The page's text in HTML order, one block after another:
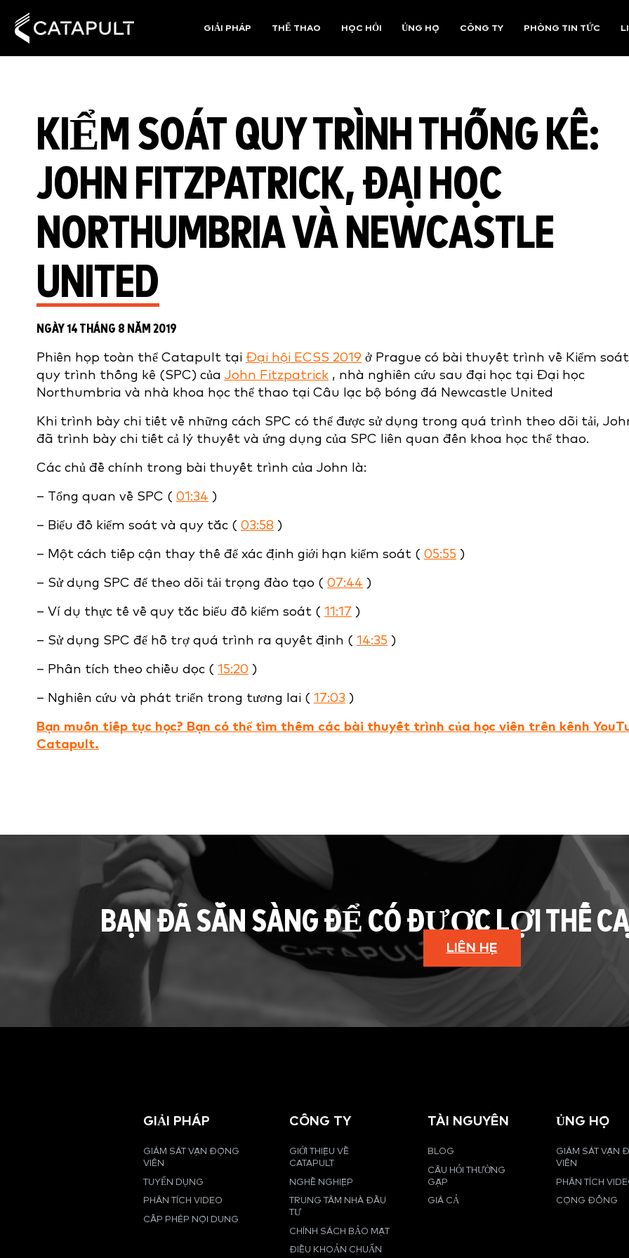
GIẢI PHÁP THỂ THAO HỌC HỎI ỦNG HỘ CÔNG TY PHÒNG TIN TỨC
KIỂM SOÁT QUY TRÌNH THỐNG KÊ:
JOHN FITZPATRICK, ĐẠI HỌC
NORTHUMBRIA VÀ NEWCASTLE
UNITED
NGÀY 14 THÁNG 8 NĂM 2019
Phiên họp toàn thể Catapult tại Đại hội ECSS 2019 ở Prague có bài thuyết trình về Kiểm soát
quy trình thống kê (SPC) của John Fitzpatrick , nhà nghiên cứu sau đại học tại Đại học
Northumbria và nhà khoa học thể thao tại Câu lạc bộ bóng đá Newcastle United
Khi trình bày chi tiết về những cách SPC có thể được sử dụng trong quá trình theo dõi tải,
đã trình bày chi tiết cả lý thuyết và ứng dụng của SPC liên quan đến khoa học thể thao.
Các chủ đề chính trong bài thuyết trình của John là:
– Tổng quan về SPC ( 01:34 )
– Biểu đồ kiểm soát và quy tắc ( 03:58 )
– Một cách tiếp cận thay thế để xác định giới hạn kiểm soát ( 05:55 )
– Sử dụng SPC để theo dõi tải trọng đào tạo ( 07:44 )
– Ví dụ thực tế về quy tắc biểu đồ kiểm soát ( 11:17 )
– Sử dụng SPC để hỗ trợ quá trình ra quyết định ( 14:35 )
– Phân tích theo chiều dọc ( 15:20 )
– Nghiên cứu và phát triển trong tương lai ( 17:03 )
Bạn muốn tiếp tục học? Bạn có thể tìm thêm các bài thuyết trình của học viên trên kênh
Catapult.
BẠN ĐÃ SẴN SÀNG ĐỂ CÓ ĐƯỢC LỢI THẾ
LIÊN HỆ
GIẢI PHÁP
GIÁM SÁT VẬN ĐỘNG
VIÊN
TUYỂN DỤNG
PHÂN TÍCH VIDEO
CẤP PHÉP NỘI DUNG
CÔNG TY
GIỚI THIỆU VỀ
CATAPULT
NGHỀ NGHIỆP
TRUNG TÂM NHÀ ĐẦU
TƯ
CHÍNH SÁCH BẢO MẬT
ĐIỀU KHOẢN CHUẨN
TÀI NGUYÊN
BLOG
CÂU HỎI THƯỜNG
GẶP
GIÁ CẢ
ỦNG HỘ
GIÁM SÁT VẬN
VIÊN
PHÂN TÍCH
CỘNG ĐỒNG